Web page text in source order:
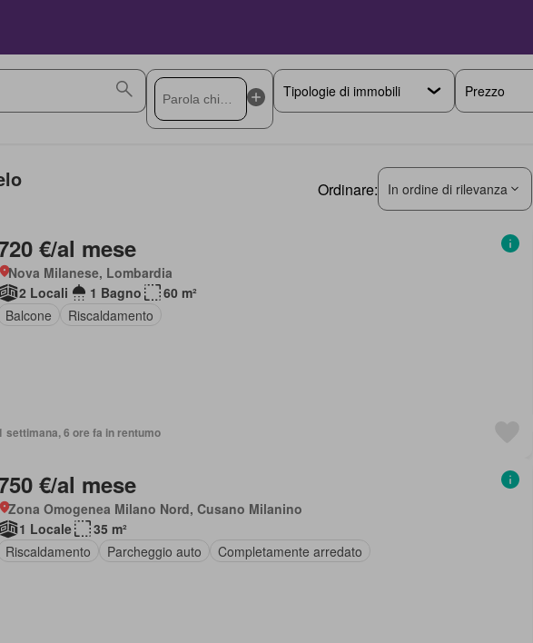
Prezzo
Ordinare: In ordine di rilevanza
€/al mese
Nova Milanese, Lombardia
2 Locali
1 Bagno
60 m²
Balcone
Riscaldamento
settimana, 6 ore fa in rentumo
€/al mese
Zona Omogenea Milano Nord, Cusano Milanino
1 Locale
35 m²
Riscaldamento
Parcheggio auto Completamente arredato